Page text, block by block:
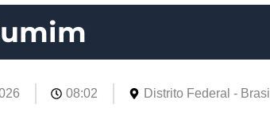
08:02 Distrito Federal - Brasil